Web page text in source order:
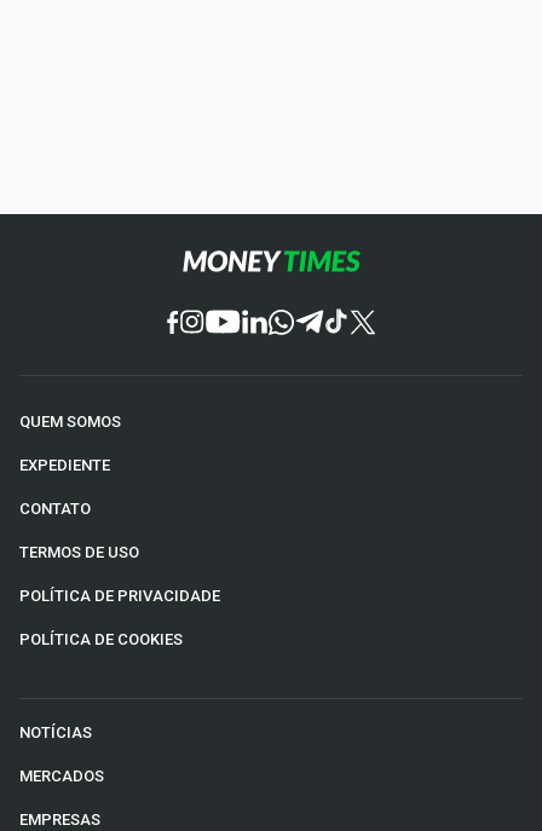
QUEM SOMOS
EXPEDIENTE
CONTATO
TERMOS DE USO
POLÍTICA DE PRIVACIDADE
POLÍTICA DE COOKIES
NOTÍCIAS
MERCADOS
EMPRESAS